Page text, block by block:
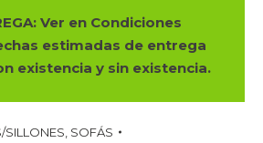
Ver en Condiciones
estimadas de entrega
existencia y sin existencia.
SILLONES SOFÁS